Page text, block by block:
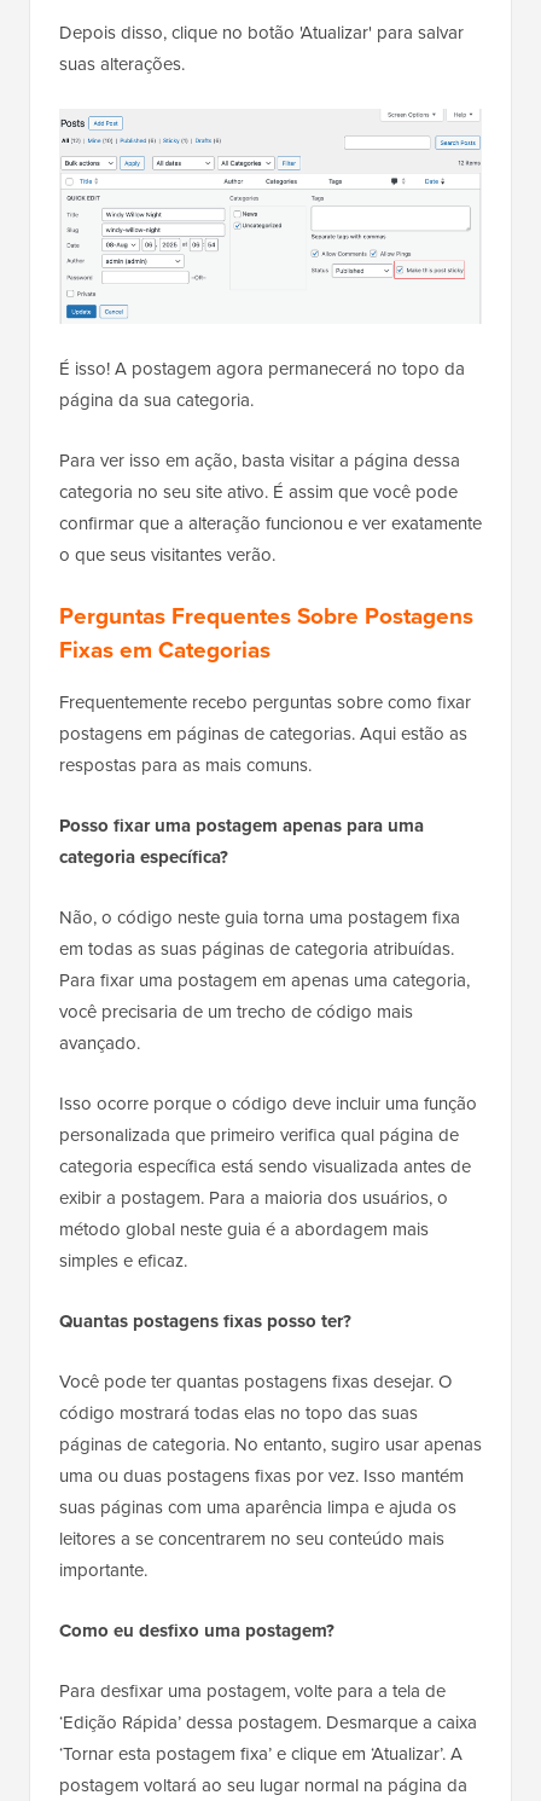
Depois disso, clique no botão 'Atualizar' para salvar
suas alterações.
É isso! A postagem agora permanecerá no topo da
página da sua categoria.
Para ver isso em ação, basta visitar a página dessa
categoria no seu site ativo. É assim que você pode
confirmar que a alteração funcionou e ver exatamente
o que seus visitantes verão.
Perguntas Frequentes Sobre Postagens
Fixas em Categorias
Frequentemente recebo perguntas sobre como fixar
postagens em páginas de categorias. Aqui estão as
respostas para as mais comuns.
Posso fixar uma postagem apenas para uma
categoria específica?
Não, o código neste guia torna uma postagem fixa
em todas as suas páginas de categoria atribuídas.
Para fixar uma postagem em apenas uma categoria,
você precisaria de um trecho de código mais
avançado.
Isso ocorre porque o código deve incluir uma função
personalizada que primeiro verifica qual página de
categoria específica está sendo visualizada antes de
exibir a postagem. Para a maioria dos usuários, o
método global neste guia é a abordagem mais
simples e eficaz.
Quantas postagens fixas posso ter?
Você pode ter quantas postagens fixas desejar. O
código mostrará todas elas no topo das suas
páginas de categoria. No entanto, sugiro usar apenas
uma ou duas postagens fixas por vez. Isso mantém
suas páginas com uma aparência limpa e ajuda os
leitores a se concentrarem no seu conteúdo mais
importante.
Como eu desfixo uma postagem?
Para desfixar uma postagem, volte para a tela de
‘Edição Rápida’ dessa postagem. Desmarque a caixa
‘Tornar esta postagem fixa’ e clique em ‘Atualizar’. A
postagem voltará ao seu lugar normal na página da